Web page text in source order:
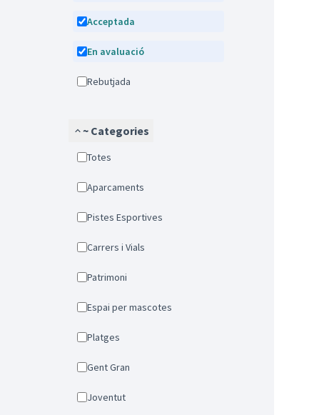
Acceptada
En avaluació
Rebutjada
~ Categories
Totes
Aparcaments
Pistes Esportives
Carrers i Vials
Patrimoni
Espai per mascotes
Platges
Gent Gran
Joventut